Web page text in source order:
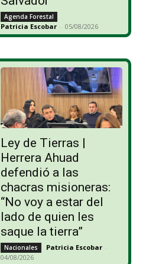
Agenda Forestal
Patricia Escobar - 05/08/2026
Ley de Tierras |
Herrera Ahuad
defendió a las
chacras misioneras:
“No voy a estar del
lado de quien les
saque la tierra”
Nacionales Patricia Escobar -
04/08/2026